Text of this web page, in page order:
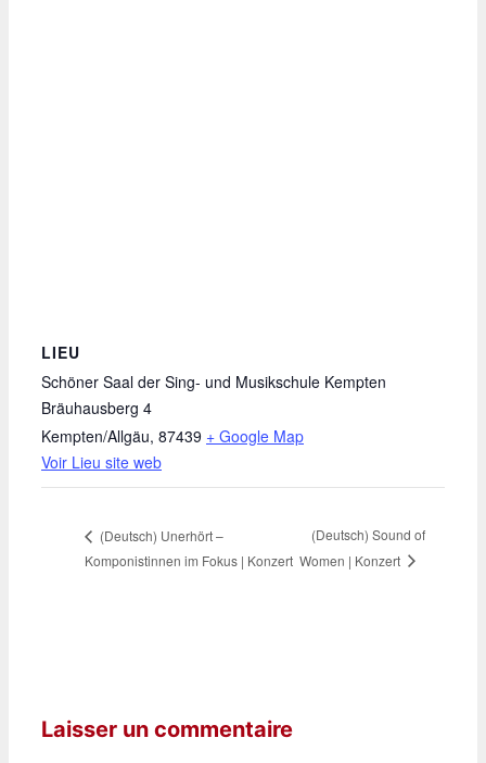
LIEU
Schöner Saal der Sing- und Musikschule Kempten
Bräuhausberg 4
Kempten/Allgäu, 87439 + Google Map
Voir Lieu site web
(Deutsch) Unerhört –
Komponistinnen im Fokus | Konzert
(Deutsch) Sound of
Women | Konzert
Laisser un commentaire